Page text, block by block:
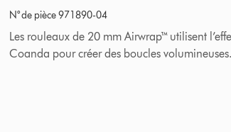
de
20 mm
N° de pièce 971890-04
Les rouleaux de 20 mm Airwrap™ utilisent
Coanda pour créer des boucles volumineuses.